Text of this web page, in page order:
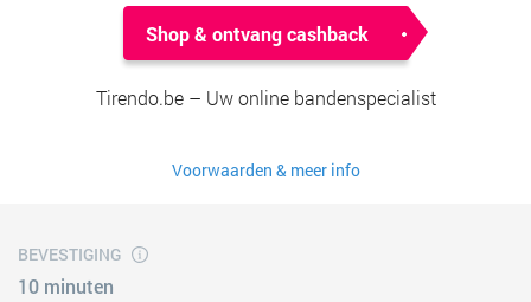
Shop & ontvang cashback
Tirendo.be – Uw online bandenspecialist
Voorwaarden & meer info
BEVESTIGING
10 minuten